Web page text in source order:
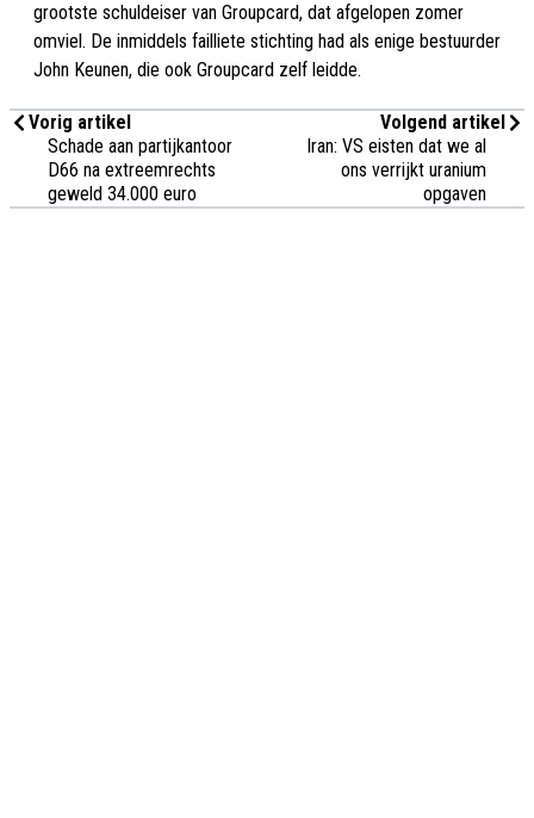
grootste schuldeiser van Groupcard, dat afgelopen zomer
omviel. De inmiddels failliete stichting had als enige bestuurder
John Keunen, die ook Groupcard zelf leidde.
Vorig artikel
Schade aan partijkantoor
D66 na extreemrechts
geweld 34.000 euro
Volgend artikel
Iran: VS eisten dat we al
ons verrijkt uranium
opgaven